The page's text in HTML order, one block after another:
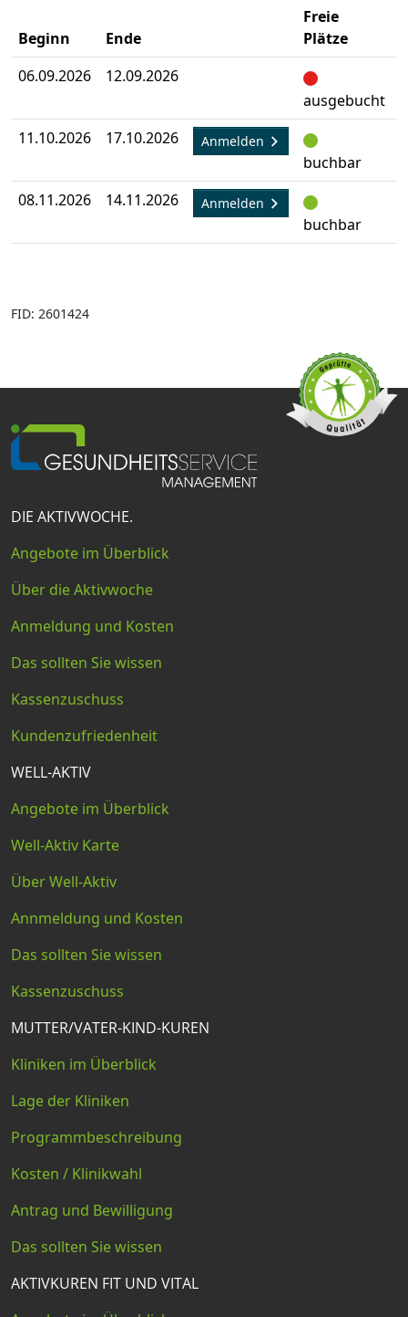
Beginn Ende
Freie
Plätze
06.09.2026
12.09.2026
ausgebucht
11.10.2026 17.10.2026 Anmelden
buchbar
08.11.2026 14.11.2026 Anmelden
buchbar
FID: 2601424
DIE AKTIVWOCHE.
Angebote im Überblick
Über die Aktivwoche
Anmeldung und Kosten
Das sollten Sie wissen
Kassenzuschuss
Kundenzufriedenheit
WELL-AKTIV
Angebote im Überblick
Well-Aktiv Karte
Über Well-Aktiv
Annmeldung und Kosten
Das sollten Sie wissen
Kassenzuschuss
MUTTER/VATER-KIND-KUREN
Kliniken im Überblick
Lage der Kliniken
Programmbeschreibung
Kosten / Klinikwahl
Antrag und Bewilligung
Das sollten Sie wissen
AKTIVKUREN FIT UND VITAL